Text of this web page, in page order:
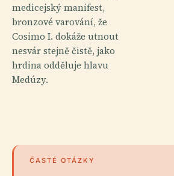
medicejský manifest,
bronzové varování, že
Cosimo I. dokáže utnout
nesvár stejně čistě, jako
hrdina odděluje hlavu
Medúzy.
ČASTÉ OTÁZKY